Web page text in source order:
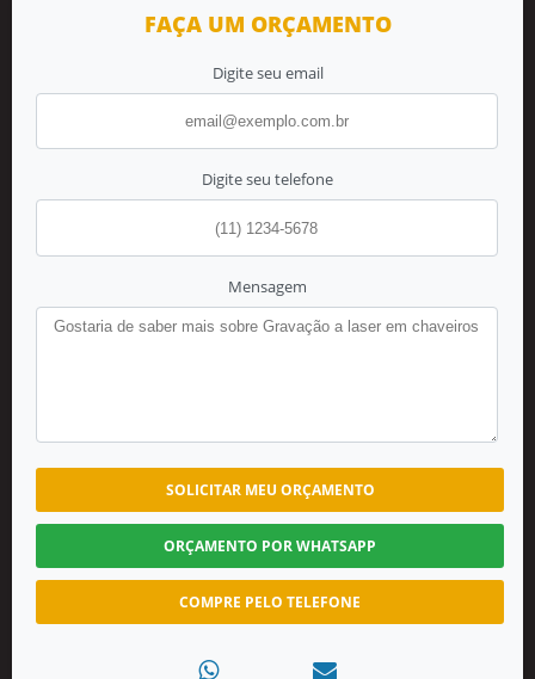
FAÇA UM ORÇAMENTO
Digite seu email
Digite seu telefone
Mensagem
SOLICITAR MEU ORÇAMENTO
ORÇAMENTO POR WHATSAPP
COMPRE PELO TELEFONE